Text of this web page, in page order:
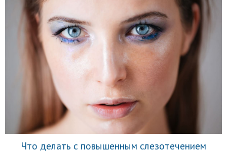
Что делать с повышенным слезотечением